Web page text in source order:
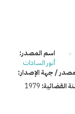
القضائية: 1979
اسم المصدر:
أنور السادات
/ جهة الإصدار: